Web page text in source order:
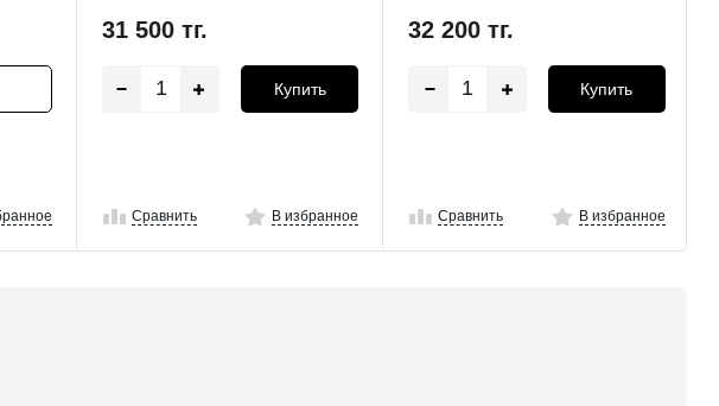
31 500 тг.
Купить
Сравнить В избранное
32 200тг.
Купить
Сравнить В избранное